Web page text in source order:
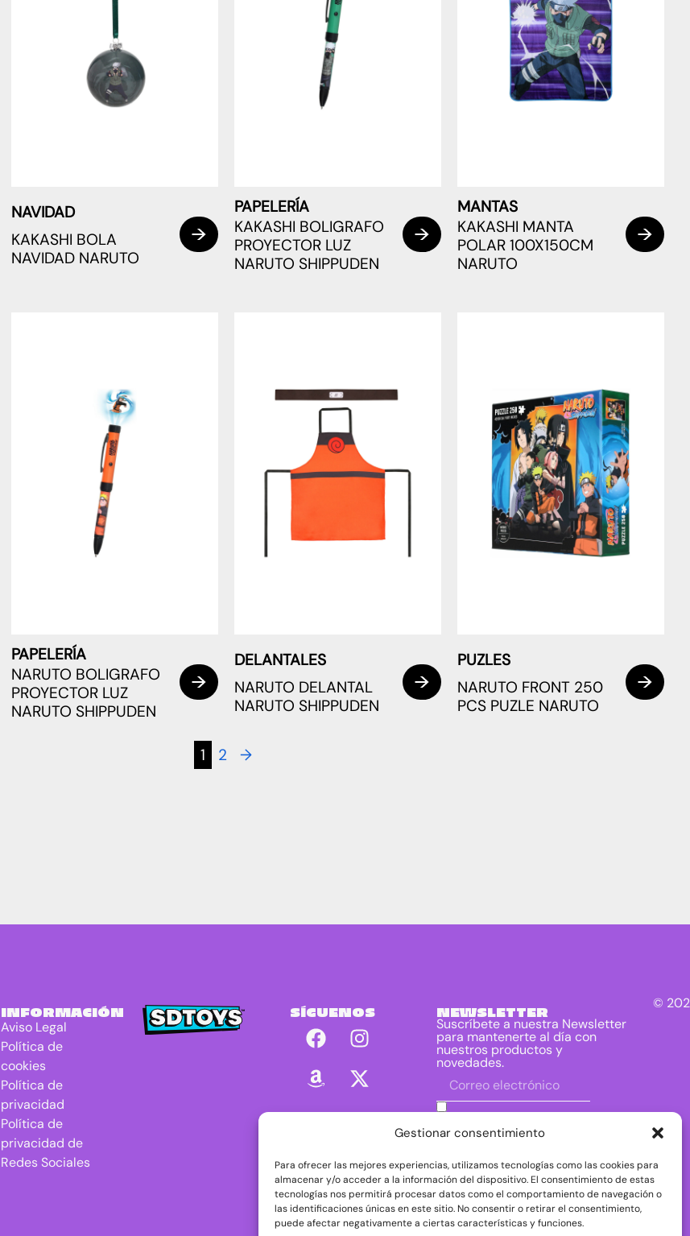
Gestionar consentimiento
Para ofrecer las mejores experiencias, utilizamos tecnologías como las cookies para
almacenar y/o acceder a la información del dispositivo. El consentimiento de estas
tecnologías nos permitirá procesar datos como el comportamiento de navegación o
las identificaciones únicas en este sitio. No consentir o retirar el consentimiento,
puede afectar negativamente a ciertas características y funciones.
NAVIDAD
KAKASHI BOLA
NAVIDAD NARUTO
PAPELERÍA
KAKASHI BOLIGRAFO
PROYECTOR LUZ
NARUTO SHIPPUDEN
MANTAS
KAKASHI MANTA
POLAR 100X150CM
NARUTO
PAPELERÍA
NARUTO BOLIGRAFO
PROYECTOR LUZ
NARUTO SHIPPUDEN
DELANTALES
NARUTO DELANTAL
NARUTO SHIPPUDEN
PUZLES
NARUTO FRONT 250
PCS PUZLE NARUTO
1 2 →
INFORMACIÓN
Aviso Legal
Política de
cookies
Política de
privacidad
Política de
privacidad de
Redes Sociales
SÍGUENOS NEWSLETTER
Suscríbete a nuestra Newsletter
para mantenerte al día con
nuestros productos y
novedades.
contenidas en la política de privacidad
sobre el tratamiento de mis datos para
DIRAC DIST, S.L. como responsable del
tratamiento tratará tus datos con la finalidad de
dar respuesta a tu consulta o petición. Puedes
acceder, rectificar y suprimir tus datos, así como
ejercer otros derechos consultando la
información adicional y detallada sobre
©